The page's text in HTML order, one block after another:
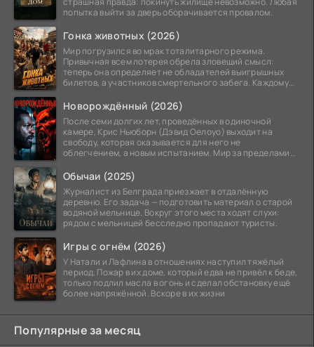
попытка выйти за дверь оборачивается провалом.
Гонка животных (2026)
Мир погрузился во мрак тоталитарного режима.
Привычная всем лотерея обрела зловещий смысл:
теперь она определяет не обладателей выигрышных
билетов, а участников смертельного забега. Каждому
Новорождённый (2026)
После семи долгих лет, проведённых в одиночной
камере, Крис Ньюборн (Дэвид Оелоуо) выходит на
свободу, которая оказывается для него не
облегчением, а новым испытанием. Мир за пределами
Обычаи (2025)
Журналист из Белграда приезжает в отдалённую
деревню. Его задача — подготовить материал о старой
водяной мельнице. Вокруг этого места ходят слухи:
рядом с мельницей бесследно пропадают туристы.
Игры с огнём (2026)
У Натали и Лафлина в отношениях наступил тяжёлый
период. Пожар в их доме, который едва не привёл к беде,
только подлил масла в огонь и сделал обстановку ещё
более напряжённой. Вскоре в их жизни
Популярные за месяц